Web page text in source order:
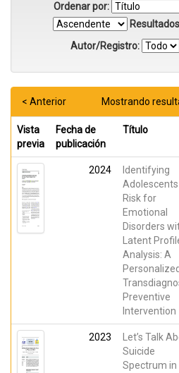
Ordenar por:
Autor/Registro:
Mostrando
< Anterior
Vista
previa
Fecha de
publicación
Título
2024
Identifying
Risk for
Emotional
Disorders
Latent
Analysis: A
Preventive
Intervention
2023
Let’s Talk
Suicide
Spectrum in